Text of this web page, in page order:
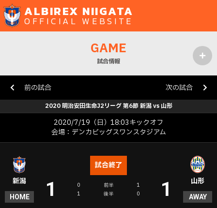
ALBIREX NIIGATA
OFFICIAL WEBSITE
GAME
試合情報
前の試合
2020 明治安田生命J2リーグ 第6節 新潟 vs 山形
次の試合
2020/7/19（日）18:03キックオフ
会場：デンカビッグスワンスタジアム
新潟
HOME
試合終了
1 0 前半
1
1
後半 0 1 山形
AWAY